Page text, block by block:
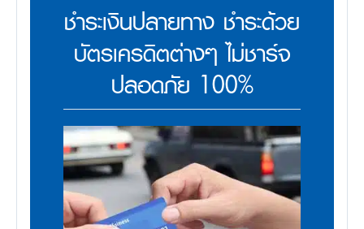
ชำระเงินปลายทาง ชำระด้วย
บัตรเครดิตต่างๆ ไม่ชาร์จ
ปลอดภัย 100%